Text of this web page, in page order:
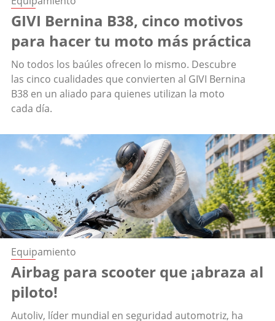
GIVI Bernina B38, cinco motivos
para hacer tu moto más práctica
No todos los baúles ofrecen lo mismo. Descubre
las cinco cualidades que convierten al GIVI Bernina
B38 en un aliado para quienes utilizan la moto
cada día.
Equipamiento
Airbag para scooter que ¡abraza al
piloto!
Autoliv, líder mundial en seguridad automotriz, ha